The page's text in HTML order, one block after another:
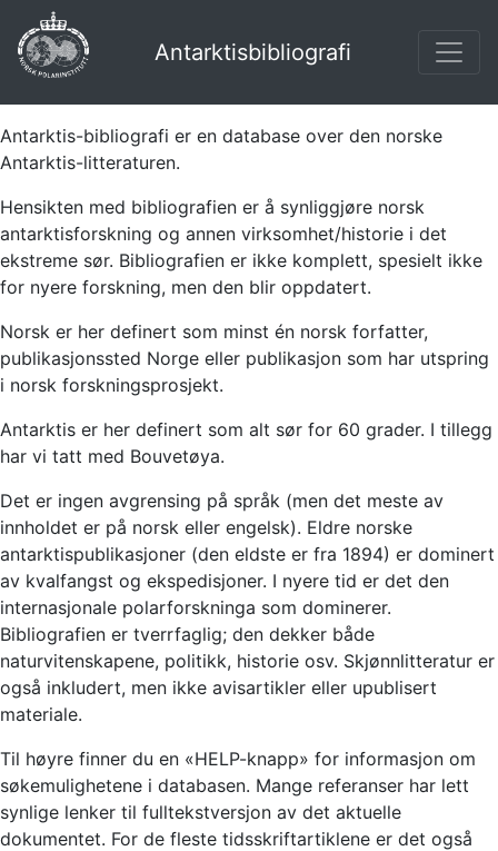
Antarktisbibliografi
Antarktis-bibliografi er en database over den norske
Antarktis-litteraturen.
Hensikten med bibliografien er å synliggjøre norsk
antarktisforskning og annen virksomhet/historie i det
ekstreme sør. Bibliografien er ikke komplett, spesielt ikke
for nyere forskning, men den blir oppdatert.
Norsk er her definert som minst én norsk forfatter,
publikasjonssted Norge eller publikasjon som har utspring
i norsk forskningsprosjekt.
Antarktis er her definert som alt sør for 60 grader. I tillegg
har vi tatt med Bouvetøya.
Det er ingen avgrensing på språk (men det meste av
innholdet er på norsk eller engelsk). Eldre norske
antarktispublikasjoner (den eldste er fra 1894) er dominert
av kvalfangst og ekspedisjoner. I nyere tid er det den
internasjonale polarforskninga som dominerer.
Bibliografien er tverrfaglig; den dekker både
naturvitenskapene, politikk, historie osv. Skjønnlitteratur er
også inkludert, men ikke avisartikler eller upublisert
materiale.
Til høyre finner du en «HELP-knapp» for informasjon om
søkemulighetene i databasen. Mange referanser har lett
synlige lenker til fulltekstversjon av det aktuelle
dokumentet. For de fleste tidsskriftartiklene er det også